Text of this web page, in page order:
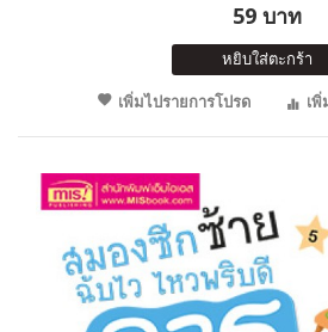
59 บาท
หยิบใส่ตะกร้า
เพิ่มไปรายการโปรด
เ